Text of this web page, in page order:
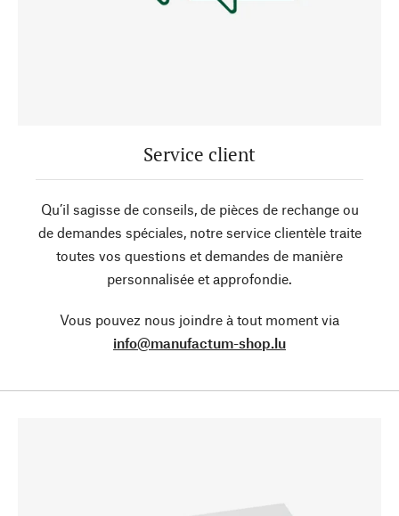
Service client
Qu’il sagisse de conseils, de pièces de rechange ou
de demandes spéciales, notre service clientèle traite
toutes vos questions et demandes de manière
personnalisée et approfondie.
Vous pouvez nous joindre à tout moment via
info@manufactum-shop.lu